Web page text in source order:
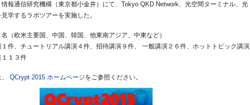
情報通信研究機構（東京都小金井）にて、Tokyo QKD Network、光空間ターミナル、光
学するラボツアーを実施した。
（欧米主要国、中国、韓国、他東南アジア、中東など）
件、チュートリアル講演４件、招待講演９件、 一般講演２６件、ホットトピック講演
１１３件
QCrypt 2015 ホームページをご参照ください。